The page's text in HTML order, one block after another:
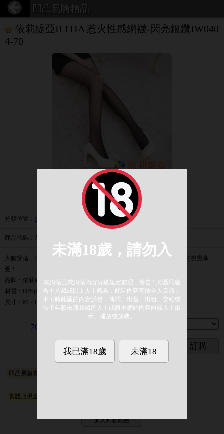
凹凸易購精品
依莉緹亞ILITIA 惹火性感網襪-閃亮銀鑽JW040
4-70
1 / 1
展開圖
分類位置 ： 性感情趣服飾 性感睡衣│角色扮演
商品代碼 ：JW0404-70
大膽穿搭，個性獨秀，以內銷的實惠價格，讓雙腿直接呈現鮮豔搖滾的視覺享
受！
品牌：依莉緹亞ILITIA
材質：80%(Nylon)+20%(Spandex)
尺寸：M ~ LL
70
訂購
凹凸易購實體店取貨
實體店現金取貨
加入到收藏匣